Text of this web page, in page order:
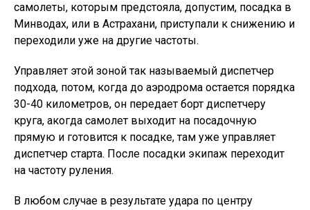
самолеты, которым предстояла, допустим, посадка в
Минводах, или в Астрахани, приступали к снижению и
переходили уже на другие частоты.
Управляет этой зоной так называемый диспетчер
подхода, потом, когда до аэродрома остается порядка
30-40 километров, он передает борт диспетчеру
круга, акогда самолет выходит на посадочную
прямую и готовится к посадке, там уже управляет
диспетчер старта. После посадки экипаж переходит
на частоту руления.
В любом случае в результате удара по центру